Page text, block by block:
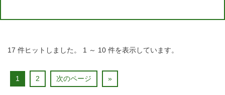
17 件ヒットしました。 1 ～ 10 件を表示しています。
1 2 次のページ »